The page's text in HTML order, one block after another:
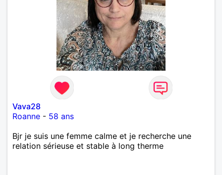
Vava28
Roanne - 58 ans
Bjr je suis une femme calme et je recherche une
relation sérieuse et stable à long therme